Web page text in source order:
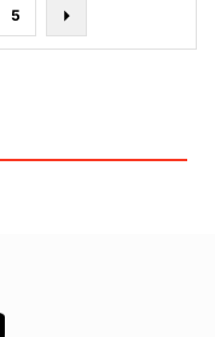
Página
5